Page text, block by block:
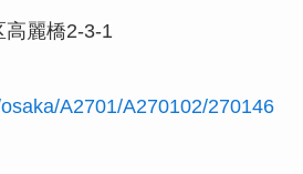
高麗橋2-3-1
A2701/A270102/270146